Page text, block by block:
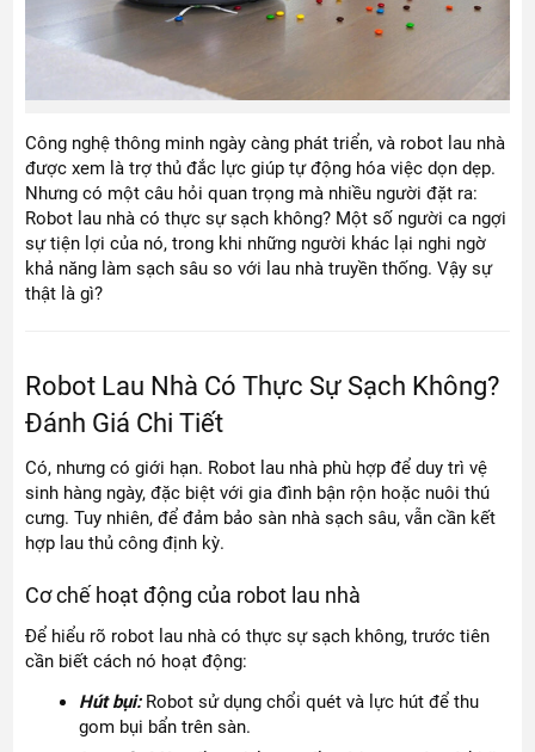
Công nghệ thông minh ngày càng phát triển, và robot lau nhà
được xem là trợ thủ đắc lực giúp tự động hóa việc dọn dẹp.
Nhưng có một câu hỏi quan trọng mà nhiều người đặt ra:
Robot lau nhà có thực sự sạch không? Một số người ca ngợi
sự tiện lợi của nó, trong khi những người khác lại nghi ngờ
khả năng làm sạch sâu so với lau nhà truyền thống. Vậy sự
thật là gì?
Robot Lau Nhà Có Thực Sự Sạch Không?
Đánh Giá Chi Tiết
Có, nhưng có giới hạn. Robot lau nhà phù hợp để duy trì vệ
sinh hàng ngày, đặc biệt với gia đình bận rộn hoặc nuôi thú
cưng. Tuy nhiên, để đảm bảo sàn nhà sạch sâu, vẫn cần kết
hợp lau thủ công định kỳ.
Cơ chế hoạt động của robot lau nhà
Để hiểu rõ robot lau nhà có thực sự sạch không, trước tiên
cần biết cách nó hoạt động:
Hút bụi: Robot sử dụng chổi quét và lực hút để thu
gom bụi bẩn trên sàn.